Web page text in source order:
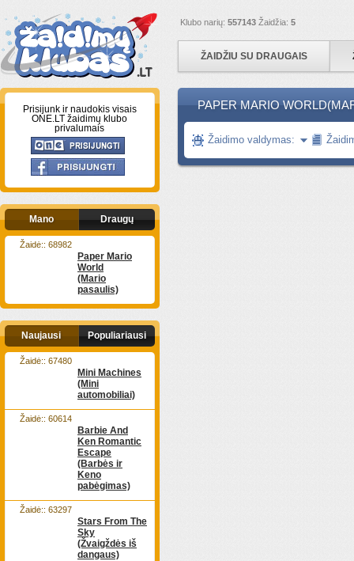
Klubo narių: 557143 Žaidžia: 5
ŽAIDŽIU SU DRAUGAIS
Prisijunk ir naudokis visais
ONE.LT žaidimų klubo
privalumais
Mano Draugų
Paper Mario
World
(Mario
pasaulis)
Žaidė:: 68982
Naujausi Populiariausi
Mini Machines
(Mini
automobiliai)
Žaidė:: 67480
Barbie And
Ken Romantic
Escape
(Barbės ir
Keno
pabėgimas)
Žaidė:: 60614
Stars From The
Sky
(Žvaigždės iš
dangaus)
Žaidė:: 63297
PAPER MARIO
Žaidimo valdymas: